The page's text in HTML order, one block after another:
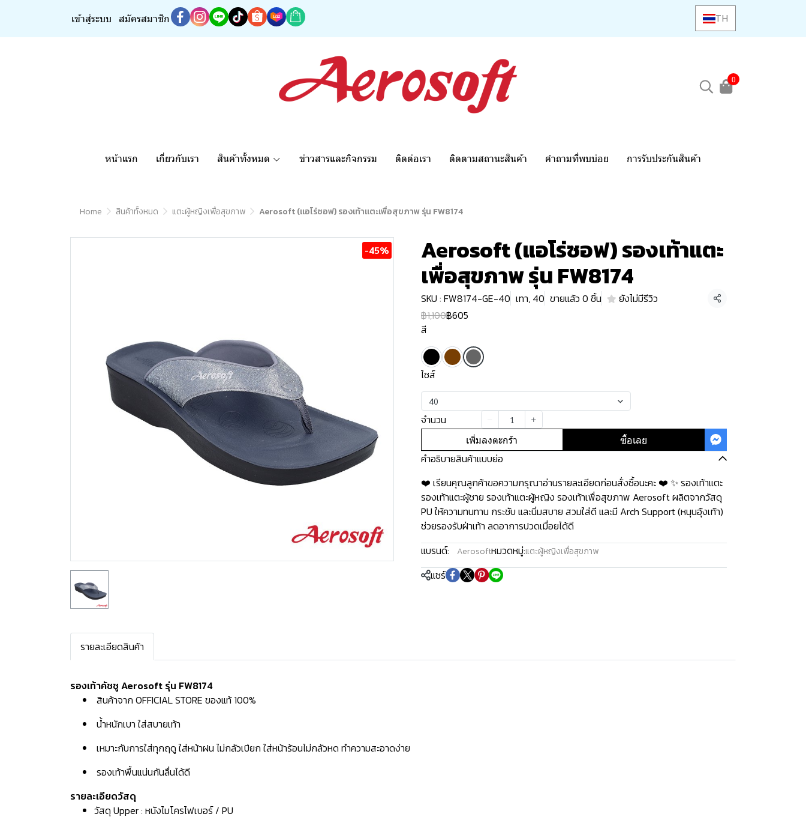
เข้าสู่ระบบ สมัครสมาชิก TH
0
หน้าแรก เกี่ยวกับเรา สินค้าทั้งหมด ข่าวสารและกิจกรรม ติดต่อเรา ติดตามสถานะสินค้า คำถามที่พบบ่อย การรับประกันสินค้า
Home สินค้าทั้งหมด แตะผู้หญิงเพื่อสุขภาพ Aerosoft (แอโร่ซอฟ) รองเท้าแตะเพื่อสุขภาพ รุ่น FW8174
-45% Aerosoft (แอโร่ซอฟ) รองเท้าแตะ
เพื่อสุขภาพ รุ่น FW8174
SKU : FW8174-GE-40 เทา, 40 ขายแล้ว 0 ชิ้น ยังไม่มีรีวิว แชร์
฿1,100฿605
สี
ไซส์
40
จำนวน
เพิ่มลงตะกร้า ซื้อเลย
คำอธิบายสินค้าแบบย่อ
❤️ เรียนคุณลูกค้าขอความกรุณาอ่านรายละเอียดก่อนสั่งซื้อนะคะ️️ ️❤️ ✨ รองเท้าแตะ
รองเท้าแตะผู้ชาย รองเท้าแตะผู้หญิง รองเท้าเพื่อสุขภาพ Aerosoft ผลิตจากวัสดุ
PU ให้ความทนทาน กระชับ และนิ่มสบาย สวมใส่ดี และมี Arch Support (หนุนอุ้งเท้า)
ช่วยรองรับฝ่าเท้า ลดอาการปวดเมื่อยได้ดี
แบรนด์:
Aerosoftหมวดหมู่:แตะผู้หญิงเพื่อสุขภาพ
แชร์
รายละเอียดสินค้า
รองเท้าคัชชู Aerosoft รุ่น FW8174
สินค้าจาก OFFICIAL STORE ของแท้ 100%
น้ำหนักเบา ใส่สบายเท้า
เหมาะกับการใส่ทุกฤดู ใส่หน้าฝน ไม่กลัวเปียก ใส่หน้าร้อนไม่กลัวหด ทำความสะอาดง่าย
รองเท้าพื้นแน่นกันลื่นได้ดี
รายละเอียดวัสดุ
วัสดุ Upper : หนังไมโครไฟเบอร์ / PU